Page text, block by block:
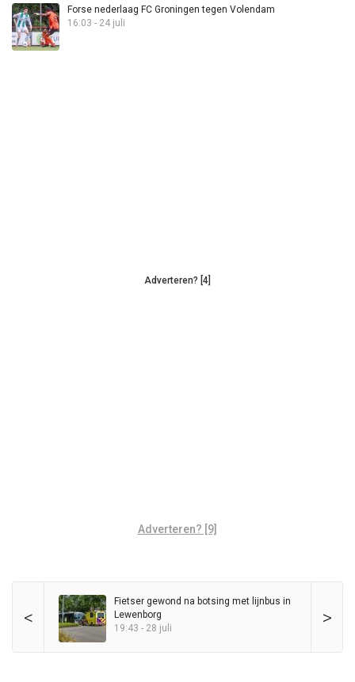
Forse nederlaag FC Groningen tegen Volendam
16:03 - 24 juli
Adverteren? [4]
Adverteren? [9]
< >
Fietser gewond na botsing met lijnbus in
Lewenborg
19:43 - 28 juli